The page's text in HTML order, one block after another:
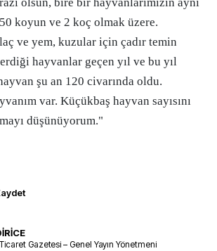
50 koyun ve 2 koç olmak üzere.
ve yem, kuzular için çadır temin
hayvanlar geçen yıl ve bu yıl
şu an 120 civarında oldu.
var. Küçükbaş hayvan sayısını
düşünüyorum."
Gazetesi – Genel Yayın Yönetmeni